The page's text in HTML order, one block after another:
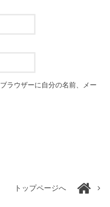
ラウザーに自分の名前、メー
トップページへ